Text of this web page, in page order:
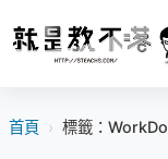
首頁 › 標籤：WorkDo